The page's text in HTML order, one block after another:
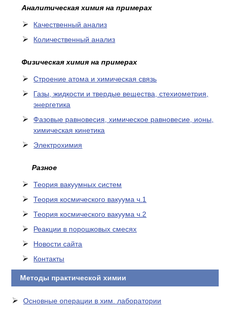
Аналитическая химия на примерах
Качественный анализ
Количественный анализ
Физическая химия на примерах
Cтроение атома и химическая связь
Газы, жидкости и твердые вещества, стехиометрия,
энергетика
Фазовые равновесия, химическое равновесие, ионы,
химическая кинетика
Электрохимия
Разное
Теория вакуумных систем
Теория космического вакуума ч.1
Теория космического вакуума ч.2
Реакции в порошковых смесях
Новости сайта
Контакты
Методы практической химии
Основные операции в хим. лаборатории